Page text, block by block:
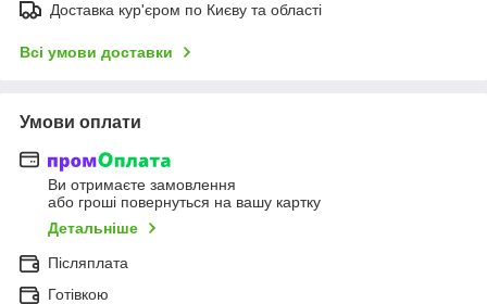
Доставка кур'єром по Києву та області
Всі умови доставки
Умови оплати
Ви отримаєте замовлення
або гроші повернуться на вашу картку
Детальніше
Післяплата
Готівкою